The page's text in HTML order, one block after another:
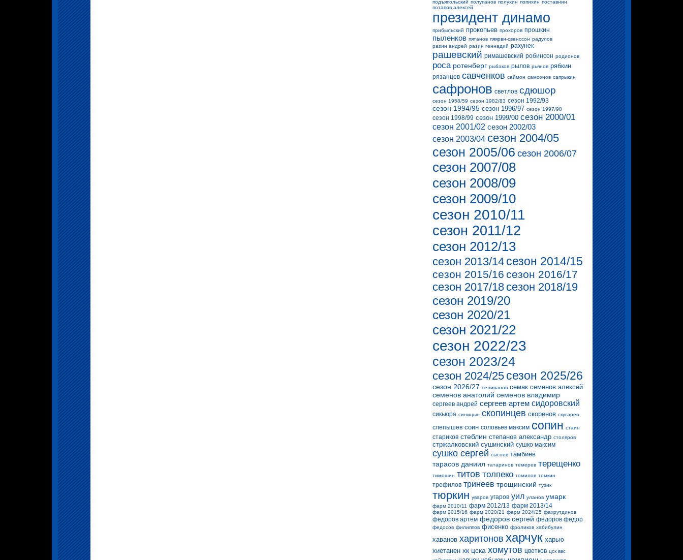
подъяпольский полупанов полухин попихин поставнин
потапов алексей
президент динамо
прибыльский прокопьев прохоров прошкин
пыленков пятанов пяярви-свенссон радулов
разин андрей разин геннадий рахунек
рашевский римашевский робинсон родионов
роса ротенберг рыбаков рылов рьянов рябкин
рязанцев савченков саймон самсонов сапрыкин
сафронов светлов сдюшор
сезон 1958/59 сезон 1982/83 сезон 1992/93
сезон 1994/95 сезон 1996/97 сезон 1997/98
сезон 1998/99 сезон 1999/00 сезон 2000/01
сезон 2001/02 сезон 2002/03
сезон 2003/04 сезон 2004/05
сезон 2005/06 сезон 2006/07
сезон 2007/08
сезон 2008/09
сезон 2009/10
сезон 2010/11
сезон 2011/12
сезон 2012/13
сезон 2013/14 сезон 2014/15
сезон 2015/16 сезон 2016/17
сезон 2017/18 сезон 2018/19
сезон 2019/20
сезон 2020/21
сезон 2021/22
сезон 2022/23
сезон 2023/24
сезон 2024/25 сезон 2025/26
сезон 2026/27 селиванов семак семенов алексей
семенов анатолий семенов владимир
сергеев андрей сергеев артем сидоровский
сикьюра синицын скопинцев скоренов скугарев
слепышев соин соловьев максим сопин стаин
стариков стеблин степанов александр столяров
стржалковский сушинский сушко максим
сушко сергей сысоев тамбиев
тарасов даниил татаринов темерев терещенко
тимошин титов толпеко томилов томкин
трефилов тринеев трощинский тузик
тюркин уваров угаров уил уланов умарк
фарм 2010/11 фарм 2012/13 фарм 2013/14
фарм 2015/16 фарм 2020/21 фарм 2024/25 фахрутдинов
федоров артем федоров сергей федоров федор
федосов филиппов фисенко фроликов хабибулин
хаванов харитонов харчук харью
хиетанен хк цска хомутов цветков цск ввс